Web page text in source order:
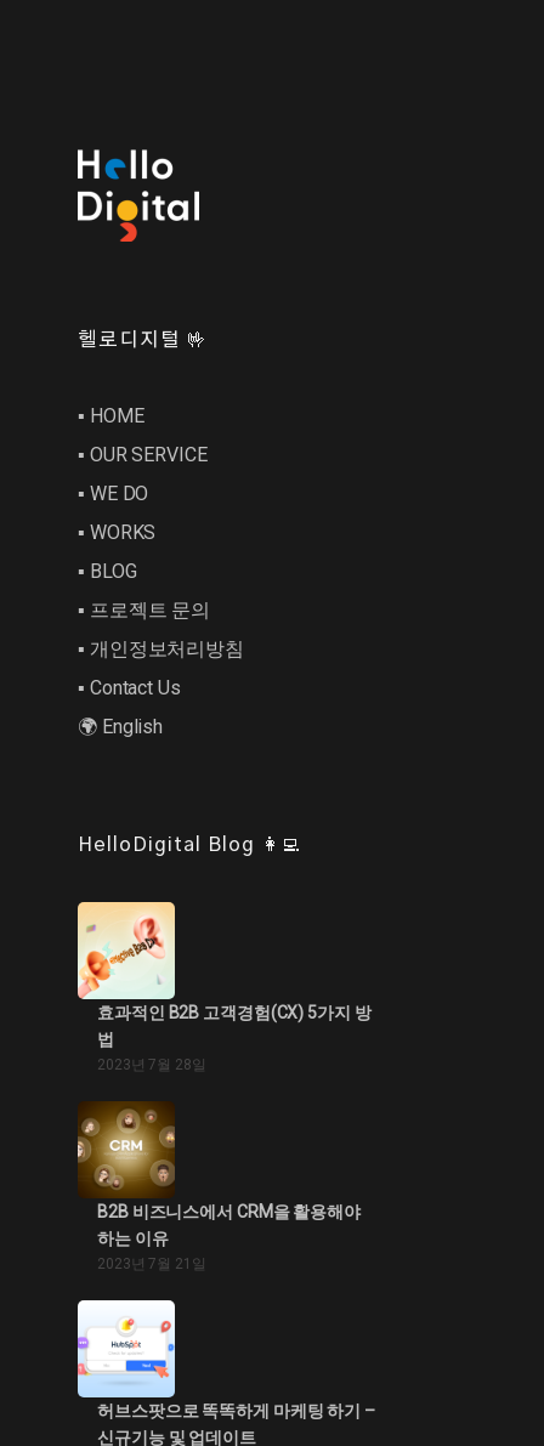
헬로디지털 🤟
▪︎ HOME
▪︎ OUR SERVICE
▪︎ WE DO
▪︎ WORKS
▪︎ BLOG
▪︎ 프로젝트 문의
▪︎ 개인정보처리방침
▪︎ Contact Us
🌍 English
HelloDigital Blog 👩‍💻
효과적인 B2B 고객경험(CX) 5가지 방
법
2023년 7월 28일
B2B 비즈니스에서 CRM을 활용해야
하는 이유
2023년 7월 21일
허브스팟으로 똑똑하게 마케팅 하기 –
신규기능 및 업데이트